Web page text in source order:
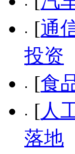
[通
投资
[食
[人
落地